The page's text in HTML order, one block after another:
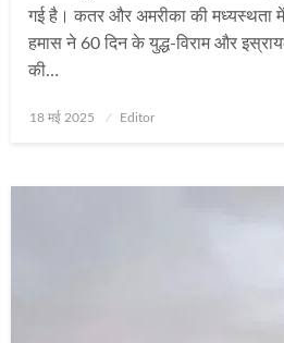
गई है। कतर और अमरीका की मध्यस्थता में
हमास ने 60 दिन के युद्ध-विराम और
की…
Posted
18 मई 2025 Editor